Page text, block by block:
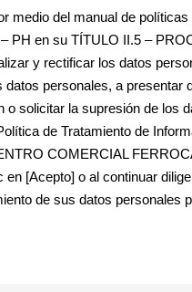
medio del manual de
PH en su TÍTULO II.5 –
y rectificar los datos
datos personales, a
o solicitar la supresión de los
de Tratamiento de
COMERCIAL
en [Acepto] o al continuar
de sus datos personales